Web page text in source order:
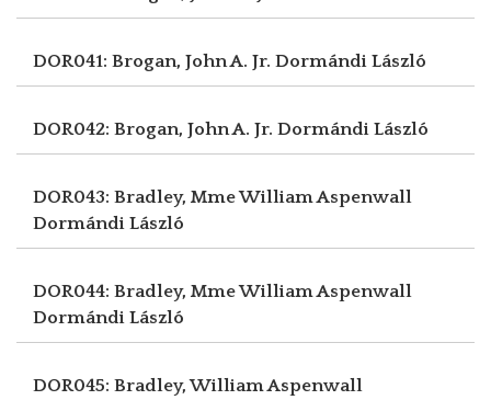
DOR041: Brogan, John A. Jr. Dormándi László
DOR042: Brogan, John A. Jr. Dormándi László
DOR043: Bradley, Mme William Aspenwall
Dormándi László
DOR044: Bradley, Mme William Aspenwall
Dormándi László
DOR045: Bradley, William Aspenwall